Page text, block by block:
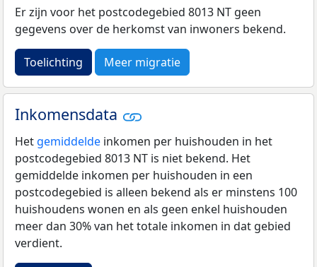
Er zijn voor het postcodegebied 8013 NT geen
gegevens over de herkomst van inwoners bekend.
Toelichting Meer migratie
Inkomensdata
Het gemiddelde inkomen per huishouden in het
postcodegebied 8013 NT is niet bekend. Het
gemiddelde inkomen per huishouden in een
postcodegebied is alleen bekend als er minstens 100
huishoudens wonen en als geen enkel huishouden
meer dan 30% van het totale inkomen in dat gebied
verdient.